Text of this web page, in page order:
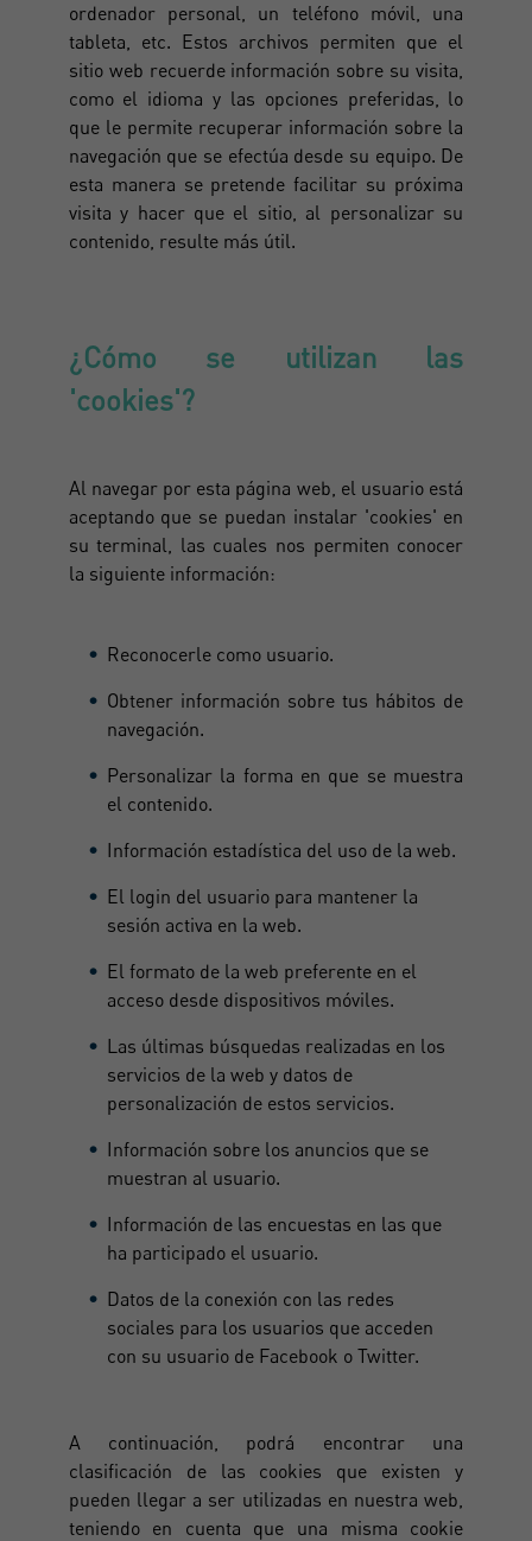
ordenador personal, un teléfono móvil, una
tableta, etc. Estos archivos permiten que el
sitio web recuerde información sobre su visita,
como el idioma y las opciones preferidas, lo
que le permite recuperar información sobre la
navegación que se efectúa desde su equipo. De
esta manera se pretende facilitar su próxima
visita y hacer que el sitio, al personalizar su
contenido, resulte más útil.
¿Cómo se utilizan las
'cookies'?
Al navegar por esta página web, el usuario está
aceptando que se puedan instalar 'cookies' en
su terminal, las cuales nos permiten conocer
la siguiente información:
Reconocerle como usuario.
Obtener información sobre tus hábitos de
navegación.
Personalizar la forma en que se muestra
el contenido.
Información estadística del uso de la web.
El login del usuario para mantener la
sesión activa en la web.
El formato de la web preferente en el
acceso desde dispositivos móviles.
Las últimas búsquedas realizadas en los
servicios de la web y datos de
personalización de estos servicios.
Información sobre los anuncios que se
muestran al usuario.
Información de las encuestas en las que
ha participado el usuario.
Datos de la conexión con las redes
sociales para los usuarios que acceden
con su usuario de Facebook o Twitter.
A continuación, podrá encontrar una
clasificación de las cookies que existen y
pueden llegar a ser utilizadas en nuestra web,
teniendo en cuenta que una misma cookie